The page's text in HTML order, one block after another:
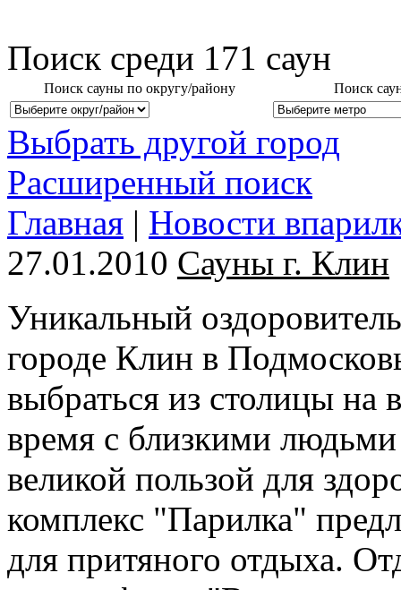
Поиск среди 171 саун
Поиск сауны по округу/району Поиск
Выбрать другой город
Расширенный поиск
Главная | Новости
27.01.2010 Сауны г. Клин
Уникальный
городе Клин в
выбраться из столицы на
время с близкими
великой пользой для
комплекс "Парилка"
для притяного отдыха.